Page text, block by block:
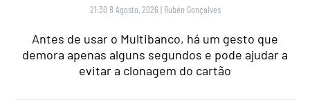
21:30 8 Agosto, 2026 | Rubén Gonçalves
Antes de usar o Multibanco, há um gesto que
demora apenas alguns segundos e pode ajudar a
evitar a clonagem do cartão